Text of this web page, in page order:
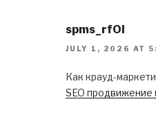
spms_rfOl
JULY 1, 2026 AT
Как крауд-
SEO продвижение